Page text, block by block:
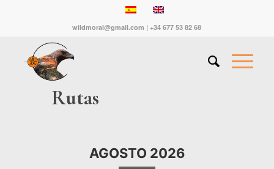
wildmoral@gmail.com | +34 677 53 82 68
Rutas
AGOSTO 2026